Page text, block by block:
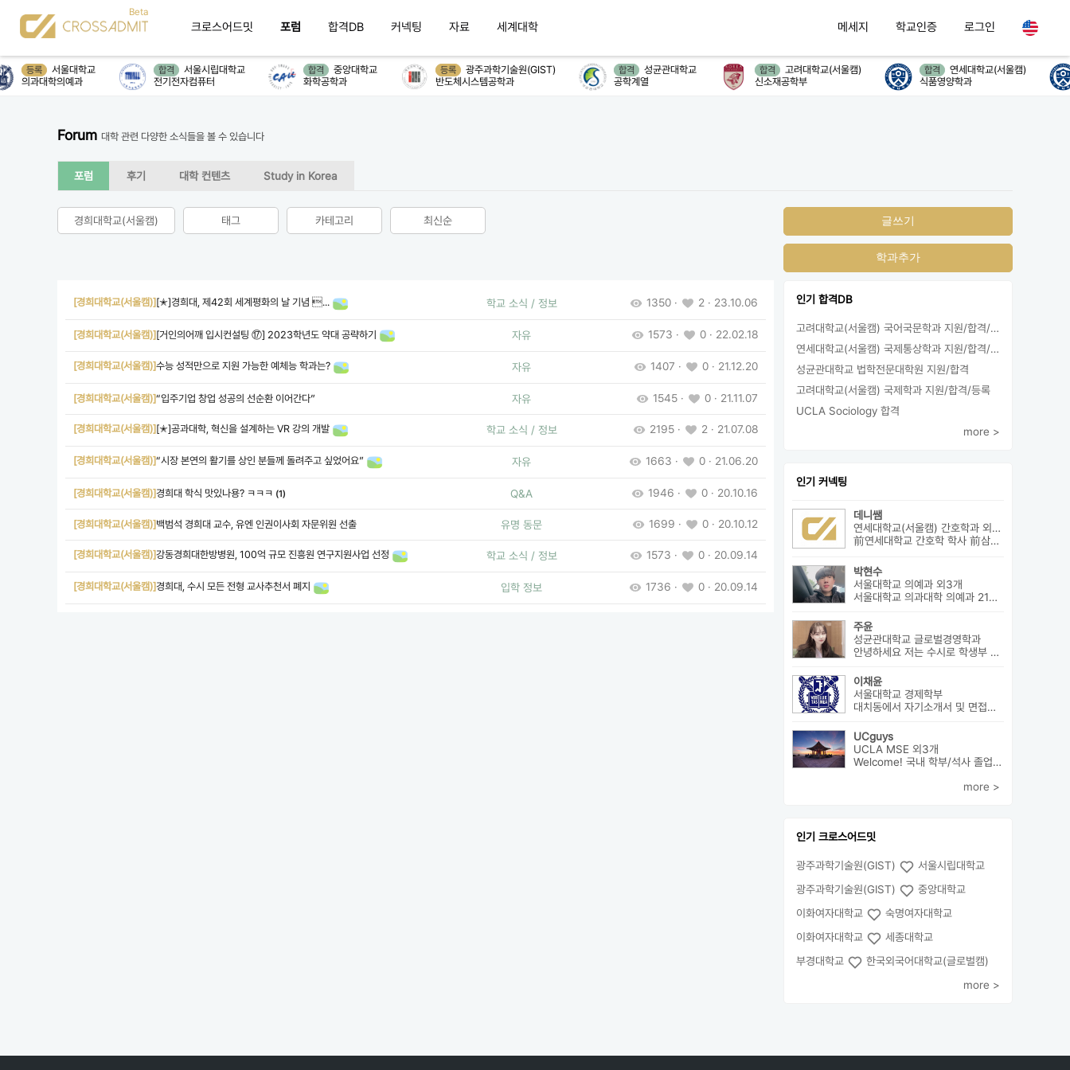
크로스어드밋 포럼 합격DB 커넥팅 자료 세계대학 메세지 학교인증 로그인
등록
서울대학교
의과대학의예과
합격
서울시립대학교
전기전자컴퓨터
합격
중앙대학교
화학공학과
등록
광주과학기술원(GIST)
반도체시스템공학과
합격
성균관대학교
공학계열
합격
고려대학교(서울캠)
신소재공학부
합격
연세대학교(서울캠)
식품영양학과
Forum 대학 관련 다양한 소식들을 볼 수 있습니다
포럼 후기 대학 컨텐츠 Study in Korea
경희대학교(서울캠) 태그 카테고리 최신순 글쓰기
학과추가
[경희대학교(서울캠)] [✭]경희대, 제42회 세계평화의 날 기념 ... 학교 소식 / 정보 1350 · 2 · 23.10.06
[경희대학교(서울캠)] [거인의어깨 입시컨설팅 ⑰] 2023학년도 약대 공략하기 자유 1573 · 0 · 22.02.18
[경희대학교(서울캠)]수능 성적만으로 지원 가능한 예체능 학과는? 자유 1407 · 0 · 21.12.20
[경희대학교(서울캠)]“입주기업 창업 성공의 선순환 이어간다” 자유 1545 · 0 · 21.11.07
[경희대학교(서울캠)] [✭]공과대학, 혁신을 설계하는 VR 강의 개발 학교 소식 / 정보 2195 · 2 · 21.07.08
[경희대학교(서울캠)]“시장 본연의 활기를 상인 분들께 돌려주고 싶었어요” 자유 1663 · 0 · 21.06.20
[경희대학교(서울캠)]경희대 학식 맛있나용? ㅋㅋㅋ (1) Q&A 1946 · 0 · 20.10.16
[경희대학교(서울캠)] 백범석 경희대 교수, 유엔 인권이사회 자문위원 선출 유명 동문 1699 · 0 · 20.10.12
[경희대학교(서울캠)]강동경희대한방병원, 100억 규모 진흥원 연구지원사업 선정 학교 소식 / 정보 1573 · 0 · 20.09.14
[경희대학교(서울캠)]경희대, 수시 모든 전형 교사추천서 폐지 입학 정보 1736 · 0 · 20.09.14
인기 합격DB
고려대학교(서울캠) 국어국문학과 지원/합격/등록
연세대학교(서울캠) 국제통상학과 지원/합격/등록
성균관대학교 법학전문대학원 지원/합격
고려대학교(서울캠) 국제학과 지원/합격/등록
UCLA Sociology 합격
more >
인기 커넥팅
데니쌤
연세대학교(서울캠) 간호학과 외3개
前연세대학교 간호학 학사 前삼성서울병원 암병원 수술실 RN 前대치동...
박현수
서울대학교 의예과 외3개
서울대학교 의과대학 의예과 21학번으로 진학하게 될 박현수라고 합니다~
주윤
성균관대학교 글로벌경영학과
안녕하세요 저는 수시로 학생부 종합전형에 지원을 해 성균관 대학교 글로...
이채윤
서울대학교 경제학부
대치동에서 자기소개서 및 면접에 대한 구체적인 상담 진행하고 있습니다....
UCguys
UCLA MSE 외3개
Welcome! 국내 학부/석사 졸업하고 미국에서 박사과정 재학중입니다. ...
more >
인기 크로스어드밋
광주과학기술원(GIST)
서울시립대학교
광주과학기술원(GIST)
중앙대학교
이화여자대학교
숙명여자대학교
이화여자대학교
세종대학교
부경대학교
한국외국어대학교(글로벌캠)
more >